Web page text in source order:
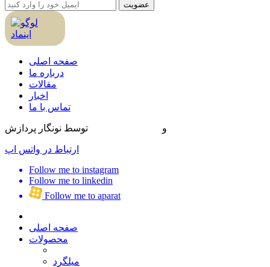
عضویت
صفحه اصلی
درباره ما
مقالات
اخبار
تماس با ما
و توسط نونگار پردازش
ارتباط در واتس اپ
Follow me to instagram
Follow me to linkedin
Follow me to aparat
صفحه اصلی
محصولات
میلگرد